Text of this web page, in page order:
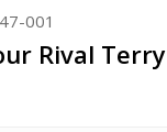
001
Rival Terry